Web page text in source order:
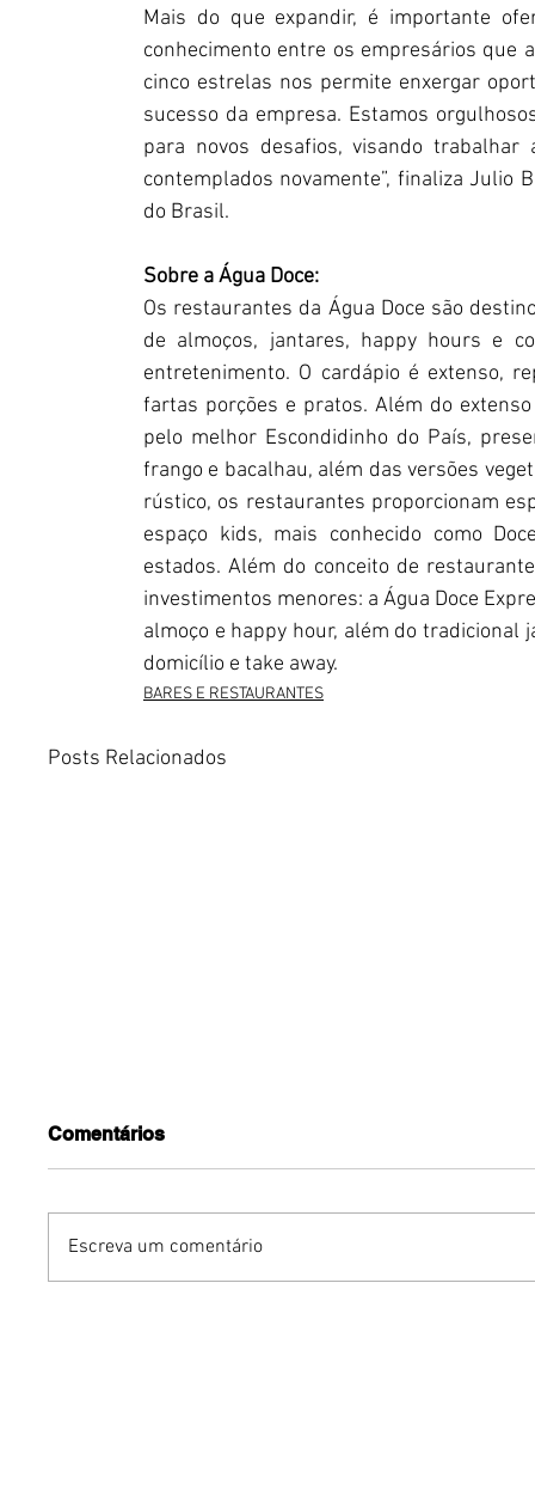
Mais do que expandir, é importante
conhecimento entre os empresários que
cinco estrelas nos permite enxergar
sucesso da empresa. Estamos
para novos desafios, visando
contemplados novamente”, finaliza Julio
do Brasil.
Sobre a Água Doce:
Os restaurantes da Água Doce são
de almoços, jantares, happy hours e
entretenimento. O cardápio é extenso,
fartas porções e pratos. Além do
pelo melhor Escondidinho do País,
frango e bacalhau, além das versões
rústico, os restaurantes proporcionam
espaço kids, mais conhecido como
estados. Além do conceito de
investimentos menores: a Água Doce
almoço e happy hour, além do tradicional
domicílio e take away.
BARES E RESTAURANTES
Posts Relacionados
Comentários
Escreva um comentário